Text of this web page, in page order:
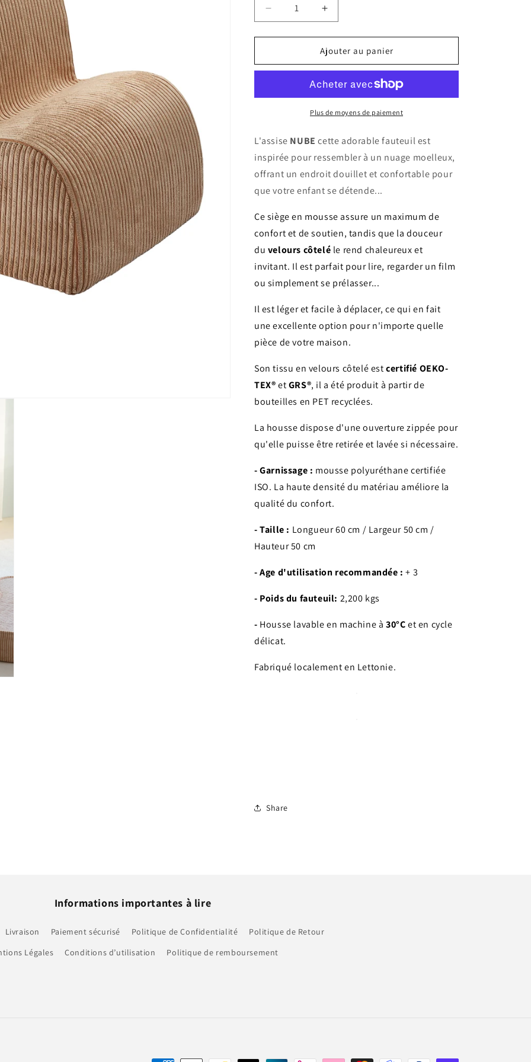
Réduire
la
quantité
Fauteuil
côtelé
Augmenter
la
quantité
de
Fauteuil
velours
côtelé
NUBE
Ajouter au panier
Plus de moyens de paiement
L'assise NUBE cette adorable fauteuil est
inspirée pour ressembler à un nuage moelleux,
offrant un endroit douillet et confortable pour
que votre enfant se détende...
Ce siège en mousse assure un maximum de
confort et de soutien, tandis que la douceur
du velours côtelé le rend chaleureux et
invitant. Il est parfait pour lire, regarder un film
ou simplement se prélasser...
Il est léger et facile à déplacer, ce qui en fait
une excellente option pour n'importe quelle
pièce de votre maison.
Son tissu en velours côtelé est certifié OEKO-
TEX®etGRS®, il a été produit à partir de
bouteilles en PET recyclées.
La housse dispose d'une ouverture zippée pour
qu'elle puisse être retirée et lavée si nécessaire.
- Garnissage : mousse polyuréthane certifiée
ISO. La haute densité du matériau améliore la
qualité du confort.
- Taille : Longueur 60 cm / Largeur 50 cm /
Hauteur 50 cm
- Age d'utilisation recommandée :+ 3
- Poids du fauteuil: 2,200 kgs
- Housse lavable en machine à30°Cet en cycle
délicat.
Fabriqué localement en Lettonie.
Share
Informations importantes à lire
Livraison Paiement sécurisé Politique de Confidentialité
Politique de Retour
Légales
Conditions d’utilisation Politique de remboursement